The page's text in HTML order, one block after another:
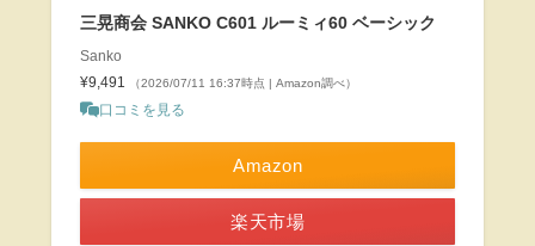
三晃商会 SANKO C601 ルーミィ60 ベーシック
Sanko
¥9,491
（2026/07/11 16:37時点 | Amazon調べ）
口コミを見る
Amazon
楽天市場